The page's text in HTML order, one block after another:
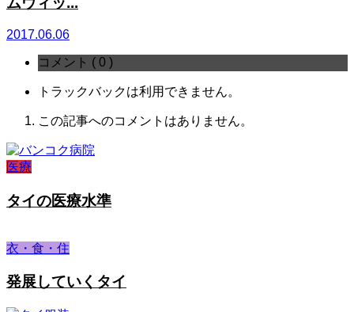
2017.06.06
コメント ( 0 )
トラックバックは利用できません。
この記事へのコメントはありません。
医療
タイの医療水準
衣・食・住
発展していくタイ